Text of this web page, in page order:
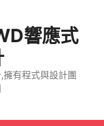
響應式
擁有程式與設計團